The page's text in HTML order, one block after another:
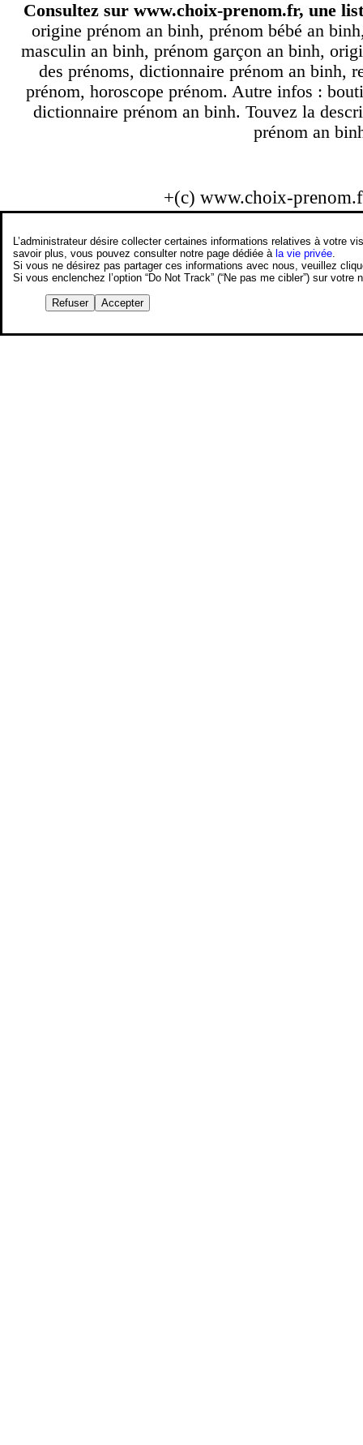
Consultez sur www.choix-prenom.fr, une
origine prénom an binh, prénom bébé an
masculin an binh, prénom garçon an binh,
des prénoms, dictionnaire prénom an binh,
prénom, horoscope prénom. Autre infos :
dictionnaire prénom an binh. Touvez la
prénom an
+(c) www.choix-
L’administrateur désire collecter certaines informations relatives à votre
savoir plus, vous pouvez consulter notre page dédiée àla vie privée
Si vous ne désirez pas partager ces informations avec nous, veuillez
Si vous enclenchez l’option “Do Not Track” (“Ne pas me cibler”) sur
Refuser Accepter